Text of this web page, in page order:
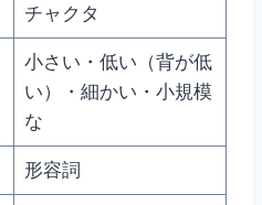
チャクタ
小さい・低い（背が低
い）・細かい・小規模
な
形容詞